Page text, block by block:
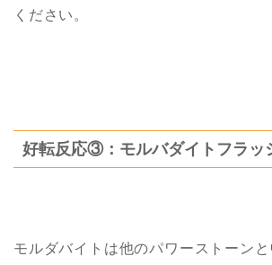
ください。
好転反応③：モルバダイトフラッ
モルダバイトは他のパワーストーン